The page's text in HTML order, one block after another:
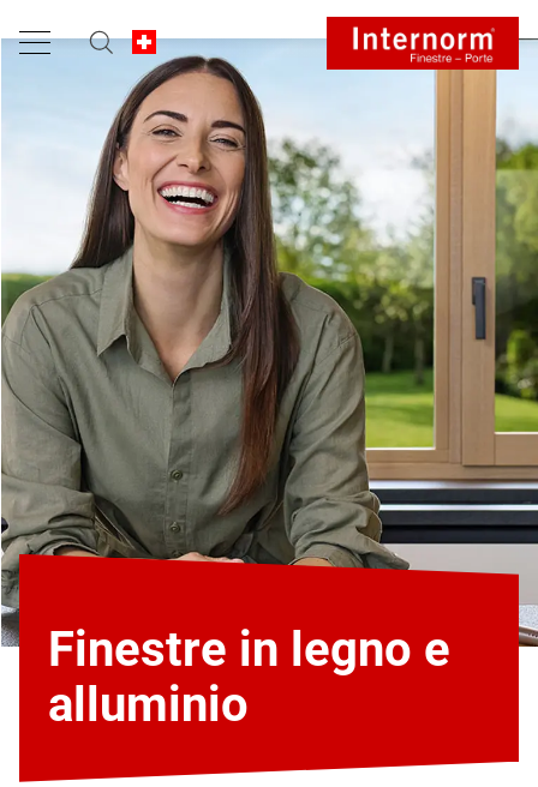
Finestre in legno e
alluminio